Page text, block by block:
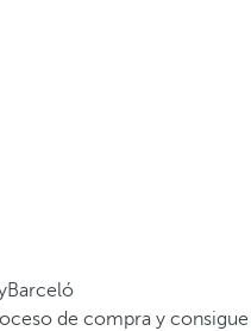
de compra y consigue